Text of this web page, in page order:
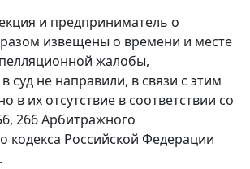
и предприниматель о
извещены о времени и месте
жалобы,
суд не направили, в связи с этим
в их отсутствие в соответствии со
, 266Арбитражного
кодекса Российской Федерации